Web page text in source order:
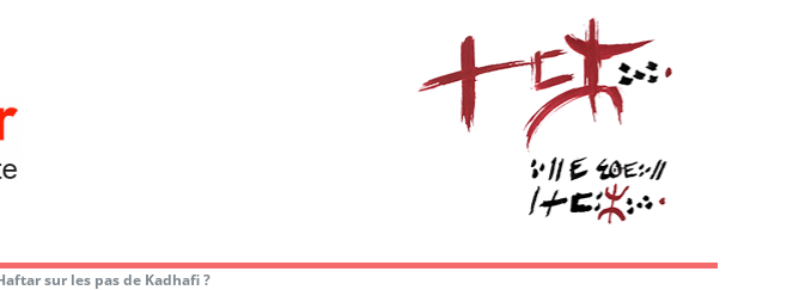
sur les pas de Kadhafi ?